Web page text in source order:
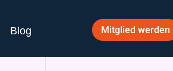
Blog Mitglied werden